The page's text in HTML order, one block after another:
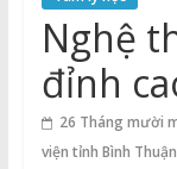
Cổng
Vào
Tri
Thức
Nghệ
đỉnh
26 Tháng mười
viện tỉnh Bình Thuận